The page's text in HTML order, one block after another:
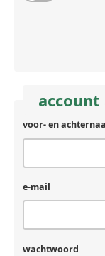
account
voor- en
e-mail
wachtwoord
achternaam
(laat
een
mens